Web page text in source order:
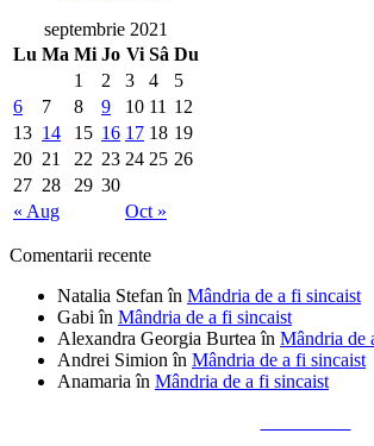
septembrie 2021
Lu Ma Mi Jo Vi Sâ Du
« Aug Oct »
1 2 3 4
5
6
7 8 9 10 11 12
13 14 15 16 17 18 19
20 21 22 23 24 25 26
27 28 29 30
Comentarii recente
Natalia Stefan în Mândria de a fi sincaist
Gabi în Mândria de a fi sincaist
Alexandra Georgia Burtea în Mândria de
Andrei Simion în Mândria de a fi sincaist
Anamaria în Mândria de a fi sincaist